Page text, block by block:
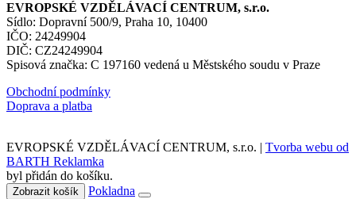
EVROPSKÉ VZDĚLÁVACÍ CENTRUM, s.r.o.
Sídlo: Dopravní 500/9, Praha 10, 10400
IČO: 24249904
DIČ: CZ24249904
Spisová značka: C 197160 vedená u Městského soudu v Praze
Obchodní podmínky
Doprava a platba
EVROPSKÉ VZDĚLÁVACÍ CENTRUM, s.r.o. | Tvorba webu od
BARTH Reklamka
byl přidán do košíku.
Zobrazit košík Pokladna